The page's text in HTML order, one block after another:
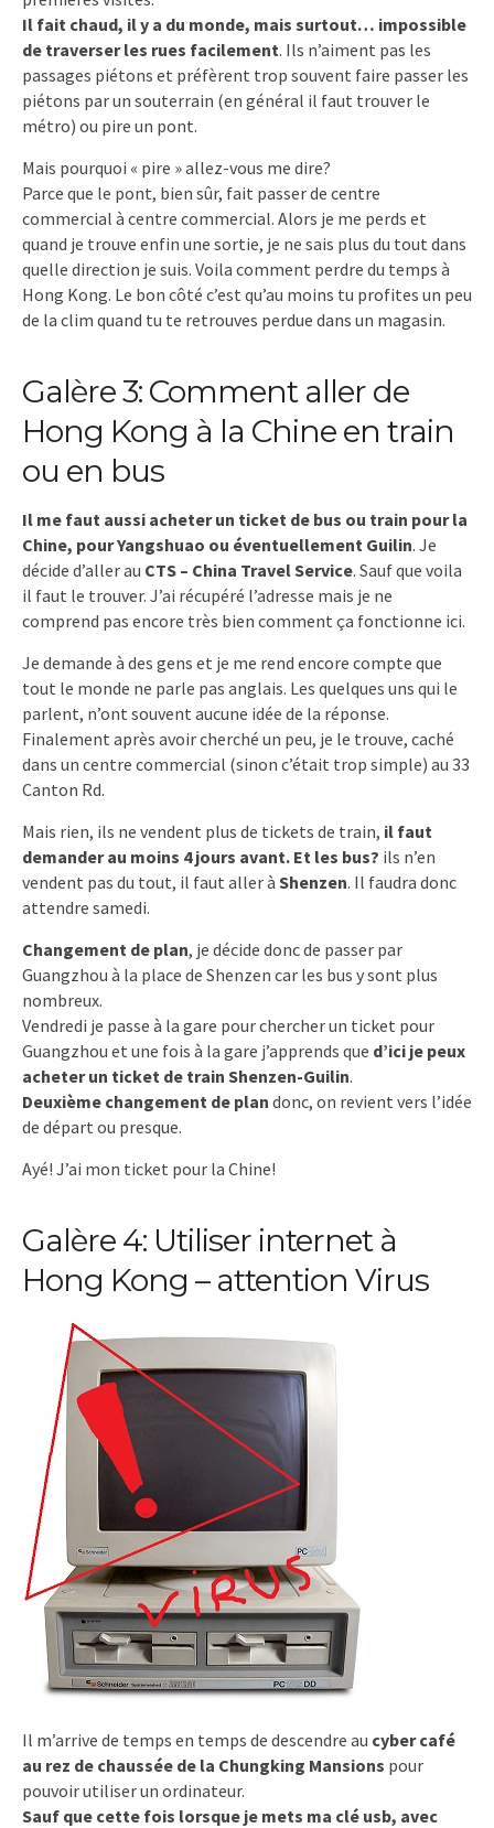
Il fait chaud, il y a du monde, mais surtout… impossible
de traverser les rues facilement. Ils n’aiment pas les
passages piétons et préfèrent trop souvent faire passer les
piétons par un souterrain (en général il faut trouver le
métro) ou pire un pont.
Mais pourquoi « pire » allez-vous me dire?
Parce que le pont, bien sûr, fait passer de centre
commercial à centre commercial. Alors je me perds et
quand je trouve enfin une sortie, je ne sais plus du tout dans
quelle direction je suis. Voila comment perdre du temps à
Hong Kong. Le bon côté c’est qu’au moins tu profites un peu
de la clim quand tu te retrouves perdue dans un magasin.
Galère 3: Comment aller de
Hong Kong à la Chine en train
ou en bus
Il me faut aussi acheter un ticket de bus ou train pour la
Chine, pour Yangshuao ou éventuellement Guilin. Je
décide d’aller au CTS – China Travel Service. Sauf que voila
il faut le trouver. J’ai récupéré l’adresse mais je ne
comprend pas encore très bien comment ça fonctionne ici.
Je demande à des gens et je me rend encore compte que
tout le monde ne parle pas anglais. Les quelques uns qui le
parlent, n’ont souvent aucune idée de la réponse.
Finalement après avoir cherché un peu, je le trouve, caché
dans un centre commercial (sinon c’était trop simple) au 33
Canton Rd.
Mais rien, ils ne vendent plus de tickets de train, il faut
demander au moins 4 jours avant. Et les bus? ils n’en
vendent pas du tout, il faut aller à Shenzen. Il faudra donc
attendre samedi.
Changement de plan, je décide donc de passer par
Guangzhou à la place de Shenzen car les bus y sont plus
nombreux.
Vendredi je passe à la gare pour chercher un ticket pour
Guangzhou et une fois à la gare j’apprends que d’ici je peux
acheter un ticket de train Shenzen-Guilin.
Deuxième changement de plan donc, on revient vers l’idée
de départ ou presque.
Ayé! J’ai mon ticket pour la Chine!
Galère 4: Utiliser internet à
Hong Kong – attention Virus
Il m’arrive de temps en temps de descendre au cyber café
au rez de chaussée de la Chungking Mansions pour
pouvoir utiliser un ordinateur.
Sauf que cette fois lorsque je mets ma clé usb, avec